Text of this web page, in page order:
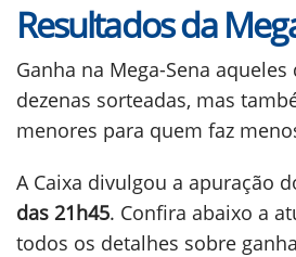
Resultados da
Ganha na Mega-Sena
dezenas sorteadas, mas
menores para quem faz
A Caixa divulgou a apuração
das 21h45. Confira abaixo a
todos os detalhes sobre